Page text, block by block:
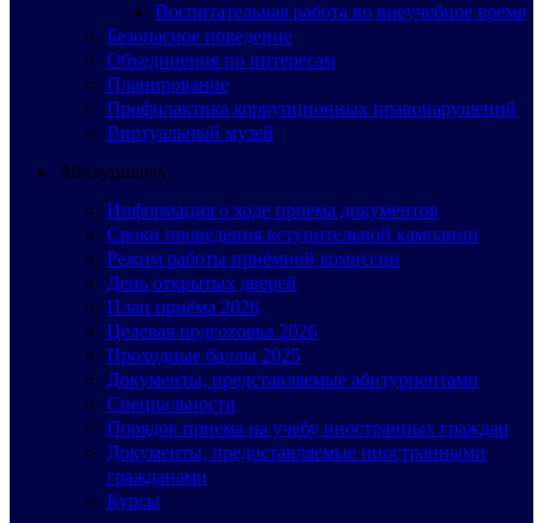
Воспитательная работа во внеучебное время
Безопасное поведение
Объединения по интересам
Планирование
Профилактика коррупционных правонарушений
Виртуальный музей
Абитуриенту
Информация о ходе приема документов
Сроки проведения вступительной кампании
Режим работы приёмной комиссии
День открытых дверей
План приёма 2026
Целевая подготовка 2026
Проходные баллы 2025
Документы, представляемые абитуриентами
Специальности
Порядок приема на учебу иностранных граждан
Документы, предоставляемые иностранными
гражданами
Курсы